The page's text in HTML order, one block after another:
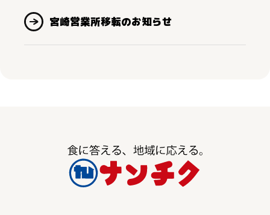
宮崎営業所移転のお知らせ